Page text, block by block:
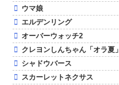
ウマ娘
エルデンリング
オーバーウォッチ2
クレヨンしんちゃん「オラ夏」
シャドウバース
スカーレットネクサス